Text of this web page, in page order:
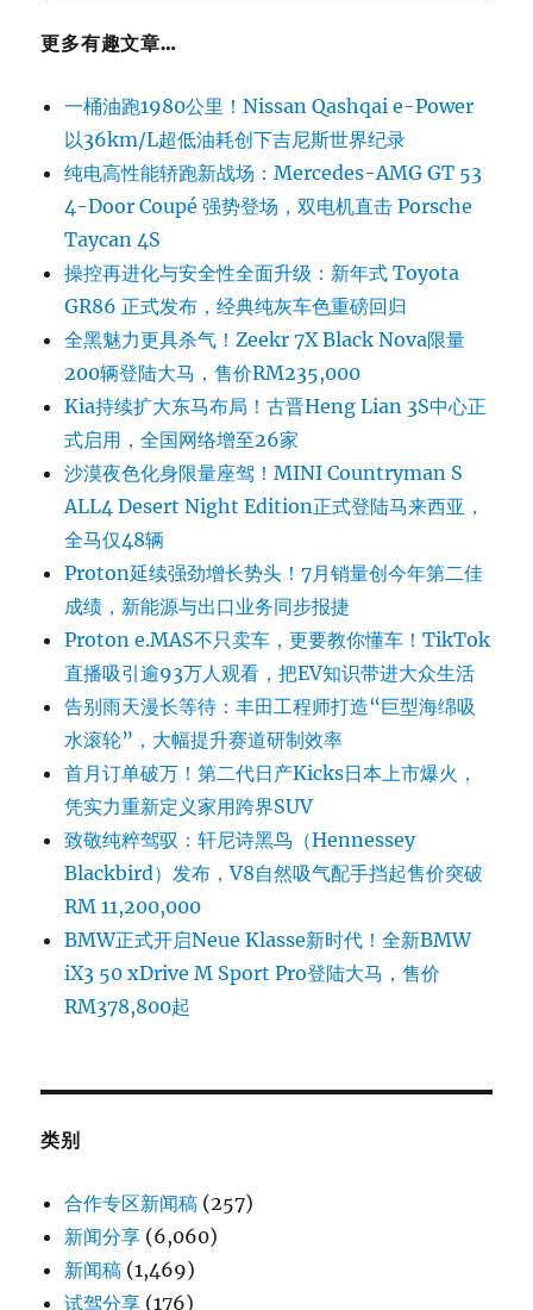
更多有趣文章…
一桶油跑1980公里！Nissan Qashqai e-Power
以36km/L超低油耗创下吉尼斯世界纪录
纯电高性能轿跑新战场：Mercedes-AMG GT 53
4-Door Coupé 强势登场，双电机直击 Porsche
Taycan 4S
操控再进化与安全性全面升级：新年式 Toyota
GR86 正式发布，经典纯灰车色重磅回归
全黑魅力更具杀气！Zeekr 7X Black Nova限量
200辆登陆大马，售价RM235,000
Kia持续扩大东马布局！古晋Heng Lian 3S中心正
式启用，全国网络增至26家
沙漠夜色化身限量座驾！MINI Countryman S
ALL4 Desert Night Edition正式登陆马来西亚，
全马仅48辆
Proton延续强劲增长势头！7月销量创今年第二佳
成绩，新能源与出口业务同步报捷
Proton e.MAS不只卖车，更要教你懂车！TikTok
直播吸引逾93万人观看，把EV知识带进大众生活
告别雨天漫长等待：丰田工程师打造“巨型海绵吸
水滚轮”，大幅提升赛道研制效率
首月订单破万！第二代日产Kicks日本上市爆火，
凭实力重新定义家用跨界SUV
致敬纯粹驾驭：轩尼诗黑鸟（Hennessey
Blackbird）发布，V8自然吸气配手挡起售价突破
RM 11,200,000
BMW正式开启Neue Klasse新时代！全新BMW
iX3 50 xDrive M Sport Pro登陆大马，售价
RM378,800起
类别
合作专区新闻稿 (257)
新闻分享 (6,060)
新闻稿 (1,469)
试驾分享 (176)